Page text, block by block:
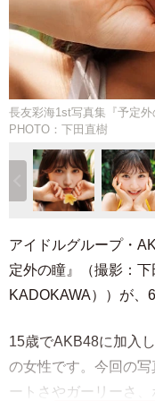
長友彩海1st写真集『予定
PHOTO：下田直樹
アイドルグループ・
定外の瞳』（撮影：下
KADOKAWA））が、
15歳でAKB48に加入
の女性です。今回の
ートさやガーリーさ